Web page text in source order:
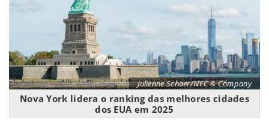
Julienne Schaer/NYC & Company
Nova York lidera o ranking das melhores cidades
dos EUA em 2025